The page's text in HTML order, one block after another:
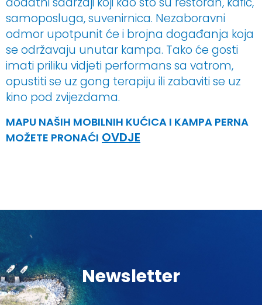
samoposluga, suvenirnica. Nezaboravni
odmor upotpunit će i brojna događanja koja
se održavaju unutar kampa. Tako će gosti
imati priliku vidjeti performans sa vatrom,
opustiti se uz gong terapiju ili zabaviti se uz
kino pod zvijezdama.
MAPU NAŠIH MOBILNIH KUĆICA I KAMPA PERNA
MOŽETE PRONAĆI OVDJE
Newsletter